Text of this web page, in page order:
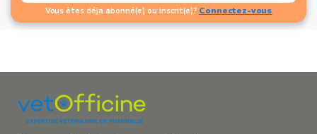
Vous êtes déja abonné(e) ou inscrit(e)? Connectez-vous